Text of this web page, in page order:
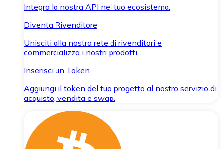
Integra la nostra API nel tuo ecosistema.
Diventa Rivenditore
Unisciti alla nostra rete di rivenditori e
commercializza i nostri prodotti.
Inserisci un Token
Aggiungi il token del tuo progetto al nostro servizio di
acquisto, vendita e swap.